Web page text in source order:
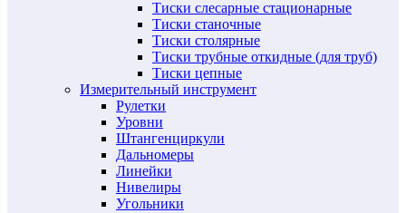
Тиски слесарные стационарные
Тиски станочные
Тиски столярные
Тиски трубные откидные (для труб)
Тиски цепные
Измерительный инструмент
Рулетки
Уровни
Штангенциркули
Дальномеры
Линейки
Нивелиры
Угольники